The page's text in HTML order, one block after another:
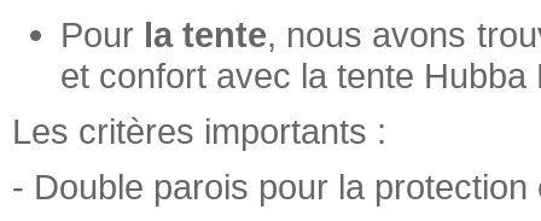
Pour la tente, nous avons
et confort avec la tente
Les critères importants :
- Double parois pour la protection